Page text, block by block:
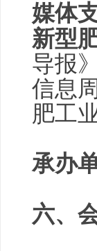
媒体
新型
导报
信息
肥工
承办
六、